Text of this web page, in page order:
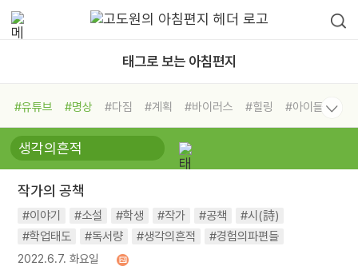
태그로 보는 아침편지
#유튜브 #명상 #다짐 #계획 #바이러스 #힐링
#아이들
#비전캠프
#독서캠프 #삶
#희망
#나눔 #친구 #링컨학교
#독서
#건강
작가의 공책
#이야기 #소설 #학생 #작가 #공책
#시(詩)
#학업태도
#독서량 #생각의흔적 #경험의파편들
2022.6.7. 화요일